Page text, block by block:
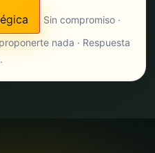
Sin compromiso ·
nada · Respuesta